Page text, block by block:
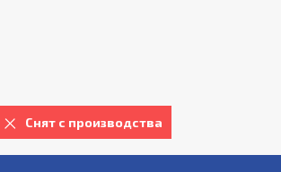
Снят с производства